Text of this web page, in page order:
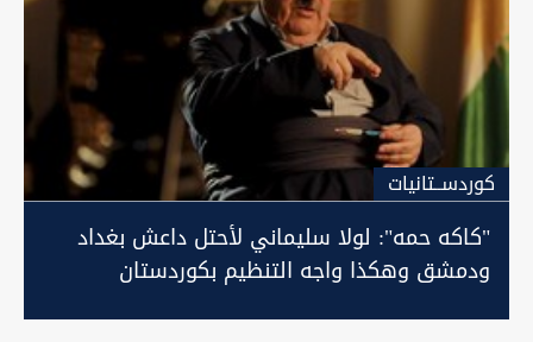
كوردســتانيات
"كاكه حمه": لولا سليماني لأحتل داعش بغداد
ودمشق وهكذا واجه التنظيم بكوردستان